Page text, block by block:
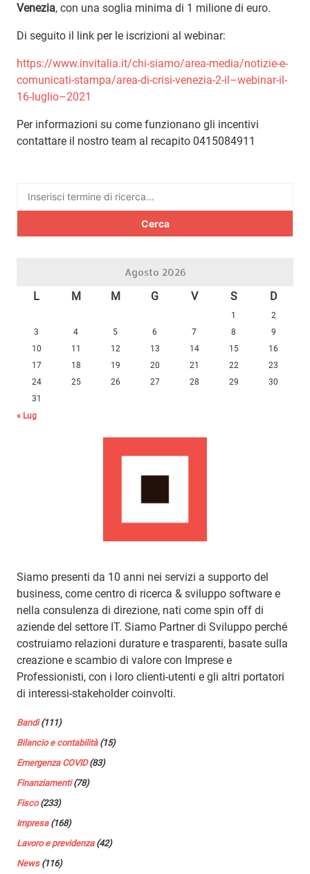
Venezia, con una soglia minima di 1 milione di euro.
Di seguito il link per le iscrizioni al webinar:
https://www.invitalia.it/chi-siamo/area-media/notizie-e-
comunicati-stampa/area-di-crisi-venezia-2-il–webinar-il-
16-luglio–2021
Per informazioni su come funzionano gli incentivi
contattare il nostro team al recapito 0415084911
Ricerca
Agosto 2026
L M M G V S D
1
2
3
4 5 6 7 8
9
10
11 12 13 14 15
16
17
18 19 20 21 22
23
24
25 26 27 28 29
30
31
« Lug
Siamo presenti da 10 anni nei servizi a supporto del
business, come centro di ricerca & sviluppo software e
nella consulenza di direzione, nati come spin off di
aziende del settore IT. Siamo Partner di Sviluppo perché
costruiamo relazioni durature e trasparenti, basate sulla
creazione e scambio di valore con Imprese e
Professionisti, con i loro clienti-utenti e gli altri portatori
di interessi-stakeholder coinvolti.
Bandi(111)
Bilancio e contabilità(15)
Emergenza COVID(83)
Finanziamenti(78)
Fisco(233)
Impresa(168)
Lavoro e previdenza(42)
News(116)